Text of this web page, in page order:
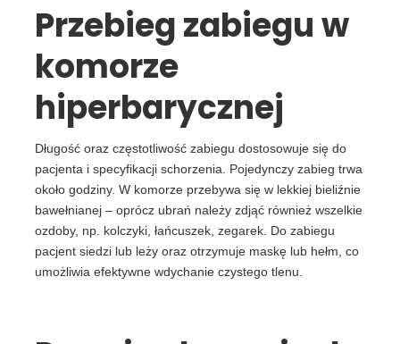
Przebieg zabiegu w
komorze
hiperbarycznej
Długość oraz częstotliwość zabiegu dostosowuje się do
pacjenta i specyfikacji schorzenia. Pojedynczy zabieg trwa
około godziny. W komorze przebywa się w lekkiej bieliźnie
bawełnianej – oprócz ubrań należy zdjąć również wszelkie
ozdoby, np. kolczyki, łańcuszek, zegarek. Do zabiegu
pacjent siedzi lub leży oraz otrzymuje maskę lub hełm, co
umożliwia efektywne wdychanie czystego tlenu.